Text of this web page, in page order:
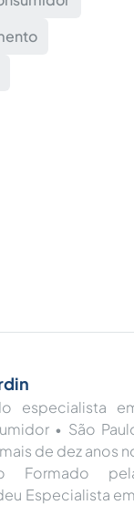
especialista
• São
de dez anos
Formado
Especialista